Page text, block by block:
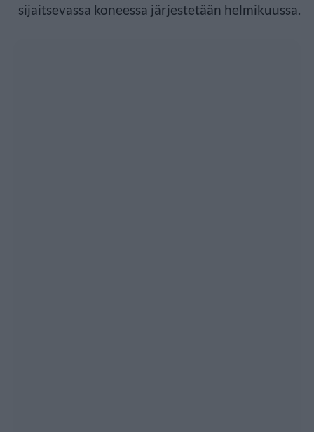
sijaitsevassa koneessa järjestetään helmikuussa.